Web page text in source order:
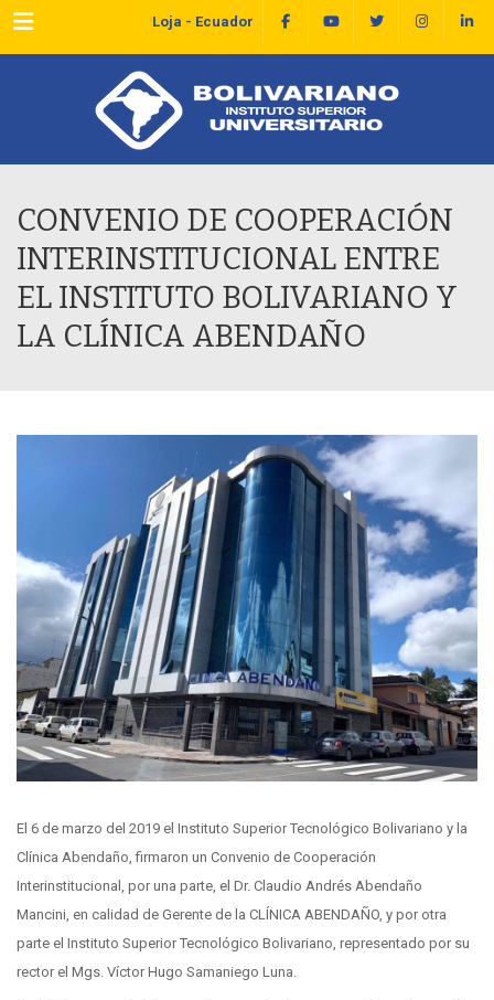
Menu Loja - Ecuador
CONVENIO DE COOPERACIÓN
INTERINSTITUCIONAL ENTRE
EL INSTITUTO BOLIVARIANO Y
LA CLÍNICA ABENDAÑO
El 6 de marzo del 2019 el Instituto Superior Tecnológico Bolivariano y la
Clínica Abendaño, firmaron un Convenio de Cooperación
Interinstitucional, por una parte, el Dr. Claudio Andrés Abendaño
Mancini, en calidad de Gerente de la CLÍNICA ABENDAÑO, y por otra
parte el Instituto Superior Tecnológico Bolivariano, representado por su
rector el Mgs. Víctor Hugo Samaniego Luna.